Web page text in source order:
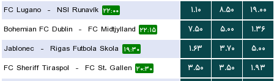
FC Lugano - NSI Runavík ۲۲:۰۰ ۱.۱۰ ۸.۵۰
۱۹.۰۰
Bohemian FC Dublin - FC Midtjylland ۲۲:۱۵ ۷.۵۰ ۵.۰۰
۱.۳۶
Jablonec - Rigas Futbola Skola ۱۹:۳۰ ۱.۶۳ ۳.۷۰
۵.۰۰
FC Sheriff Tiraspol - FC St. Gallen ۲۰:۳۰ ۳.۵۰ ۳.۵۰
۱.۹۳